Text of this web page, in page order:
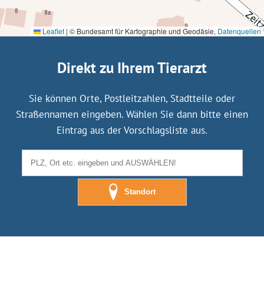
Leaflet | © Bundesamt für Kartographie und Geodäsie, Datenquellen
Direkt zu Ihrem Tierarzt
Sie können Orte, Postleitzahlen, Stadtteile oder
Straßennamen eingeben. Wählen Sie dann bitte einen
Eintrag aus der Vorschlagsliste aus.
Standort